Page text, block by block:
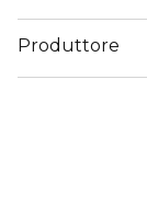
Produttore